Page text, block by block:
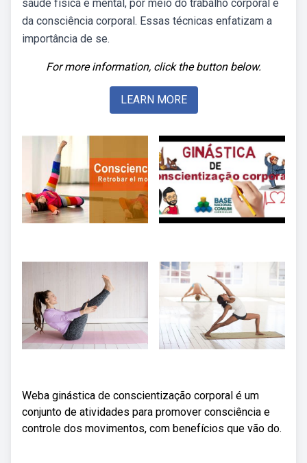
saúde física e mental, por meio do trabalho corporal e
da consciência corporal. Essas técnicas enfatizam a
importância de se.
For more information, click the button below.
LEARN MORE
Weba ginástica de conscientização corporal é um
conjunto de atividades para promover consciência e
controle dos movimentos, com benefícios que vão do.